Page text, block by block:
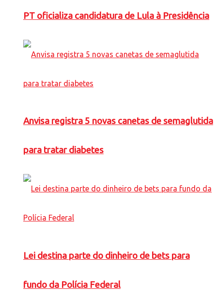
PT oficializa candidatura de Lula à Presidência
Anvisa registra 5 novas canetas de semaglutida
para tratar diabetes
Lei destina parte do dinheiro de bets para
fundo da Polícia Federal